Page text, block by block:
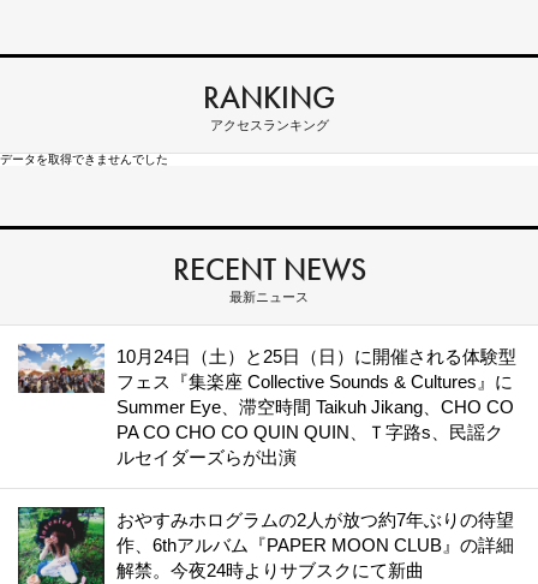
RANKING
アクセスランキング
データを取得できませんでした
RECENT NEWS
最新ニュース
10月24日（土）と25日（日）に開催される体験型
フェス『集楽座 Collective Sounds & Cultures』に
Summer Eye、滞空時間 Taikuh Jikang、CHO CO
PA CO CHO CO QUIN QUIN、Ｔ字路s、民謡ク
ルセイダーズらが出演
おやすみホログラムの2人が放つ約7年ぶりの待望
作、6thアルバム『PAPER MOON CLUB』の詳細
解禁。今夜24時よりサブスクにて新曲